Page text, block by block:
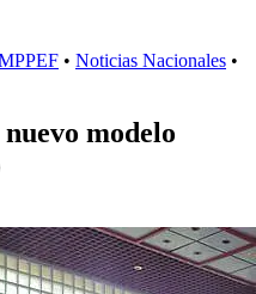
• Noticias Nacionales •
modelo